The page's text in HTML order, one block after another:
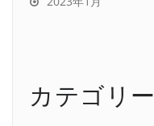
カテゴリー